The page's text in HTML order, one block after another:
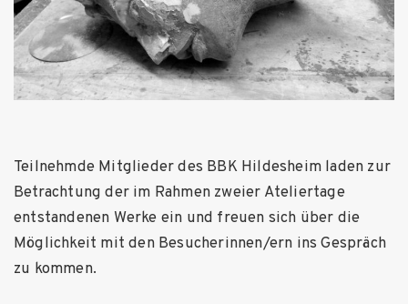
Teilnehmde Mitglieder des BBK Hildesheim laden zur
Betrachtung der im Rahmen zweier Ateliertage
entstandenen Werke ein und freuen sich über die
Möglichkeit mit den Besucherinnen/ern ins Gespräch
zu kommen.